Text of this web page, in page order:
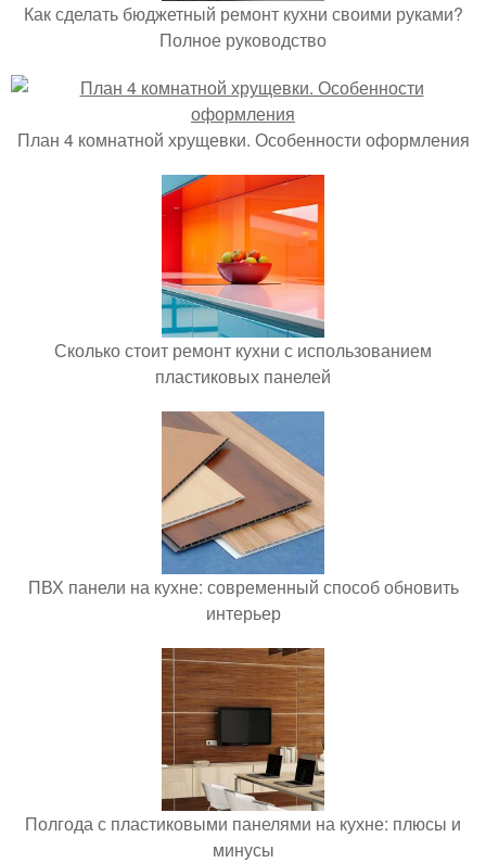
Как сделать бюджетный ремонт кухни своими руками?
Полное руководство
План 4 комнатной хрущевки. Особенности оформления
Сколько стоит ремонт кухни с использованием
пластиковых панелей
ПВХ панели на кухне: современный способ обновить
интерьер
Полгода с пластиковыми панелями на кухне: плюсы и
минусы